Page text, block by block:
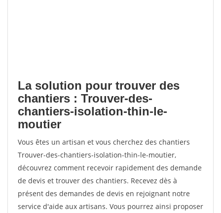
La solution pour trouver des
chantiers : Trouver-des-
chantiers-isolation-thin-le-
moutier
Vous êtes un artisan et vous cherchez des chantiers
Trouver-des-chantiers-isolation-thin-le-moutier,
découvrez comment recevoir rapidement des demande
de devis et trouver des chantiers. Recevez dès à
présent des demandes de devis en rejoignant notre
service d'aide aux artisans. Vous pourrez ainsi proposer